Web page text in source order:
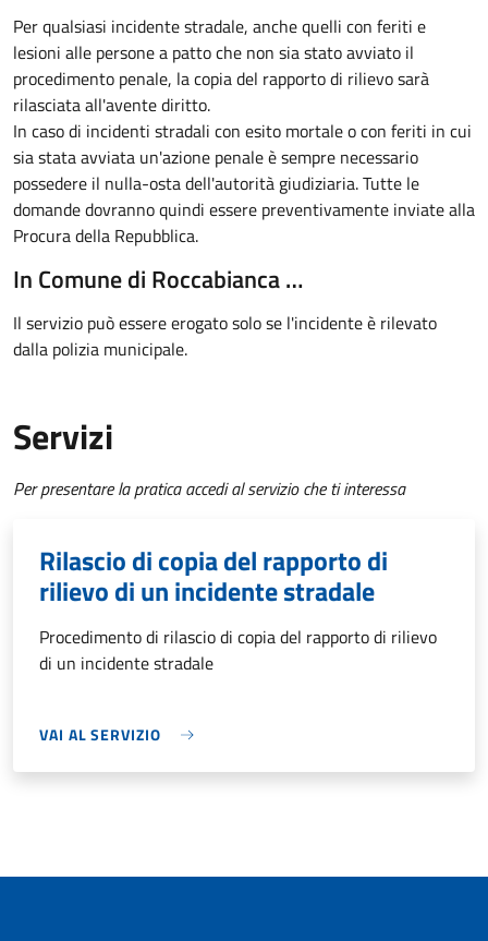
Per qualsiasi incidente stradale, anche quelli con feriti e
lesioni alle persone a patto che non sia stato avviato il
procedimento penale, la copia del rapporto di rilievo sarà
rilasciata all'avente diritto.
In caso di incidenti stradali con esito mortale o con feriti in cui
sia stata avviata un'azione penaleè sempre necessario
possedere il nulla-osta dell'autorità giudiziaria. Tutte le
domande dovranno quindi essere preventivamente inviate alla
Procura della Repubblica.
In Comune di Roccabianca …
Il servizio può essere erogato solo se l'incidente è rilevato
dalla polizia municipale.
Servizi
Per presentare la pratica accedi al servizio che ti interessa
Rilascio di copia del rapporto di
rilievo di un incidente stradale
Procedimento di rilascio di copia del rapporto di rilievo
di un incidente stradale
VAI AL SERVIZIO